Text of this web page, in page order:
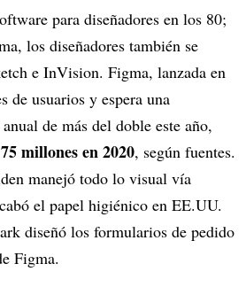
para diseñadores en los 80;
los diseñadores también se
e InVision. Figma, lanzada en
de usuarios y espera una
de más del doble este año,
millones en 2020, según fuentes.
manejó todo lo visual vía
el papel higiénico en EE.UU.
diseñó los formularios de pedido
Figma.